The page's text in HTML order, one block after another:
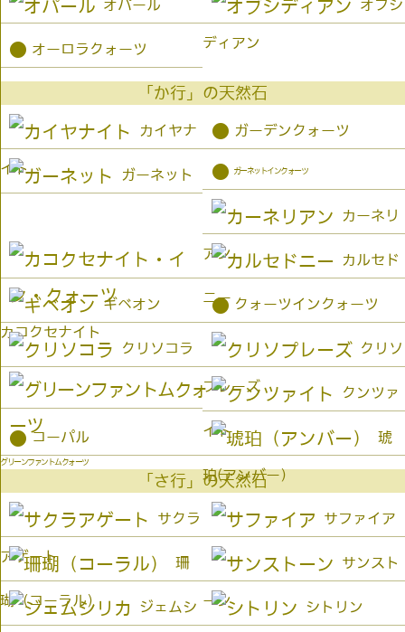
オパール オブシ
ディアン
● オーロラクォーツ
「か行」の天然石
カイヤナ
イト
● ガーデンクォーツ
ガーネット ● ガーネットインクォーツ
カーネリ
アン
カコクセナイト
カルセド
ニー
ギベオン ● クォーツインクォーツ
クリソコラ クリソ
プレーズ
グリーンファントムクォーツ
クンツァ
イト
● コーパル 琥
珀(アンバー）
「さ行」の天然石
サクラ
アゲート
サファイア
珊
瑚（コーラル）
サンスト
ーン
ジェムシ シトリン